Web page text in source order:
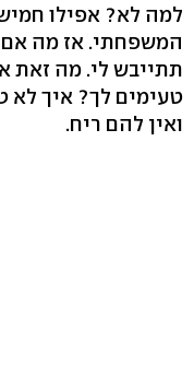
למה לא? אפילו
המשפחתי. אז מה
תתייבש לי. מה זאת
טעימים לך? איך לא
ואין להם ריח.